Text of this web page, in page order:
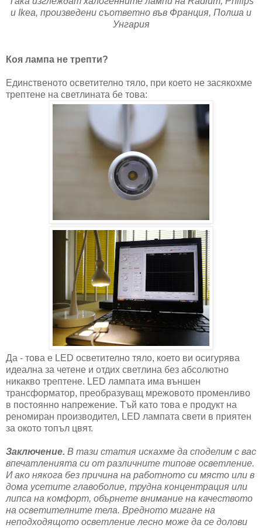
и Ikea, произведени съответно във Франция, Полша и
Унгария
Коя лампа не трепти?
Единственото осветително тяло, при което не засякохме
трептене на светлината бе това:
Да - това е LED осветително тяло, което ви осигурява
идеална за четене и отдих светлина без абсолютно
никакво трептене. LED лампата има външен
трансформатор, преобразуващ мрежовото променливо
в постоянно напрежение. Тъй като това е продукт на
реномиран производител, LED лампата свети в приятен
за окото топъл цвят.
Заключение. В тази статия искахме да споделим с вас
впечатленията си от различните типове осветление.
И ако някога без причина на работното си място или в
дома усетите главоболие, трудна концентрация или
липса на комфорт, обърнете внимание на качеството
на осветителните тела. Вредното мигане на
неподходящото осветление лесно може да се долови